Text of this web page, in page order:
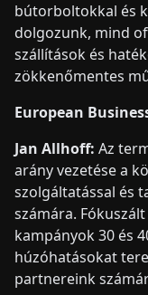
bútorboltokkal és
dolgozunk, mind
szállítások és
zökkenőmentes
European
Jan Allhoff: Az
arány vezetése a
szolgáltatással és
számára.
kampányok 30 és
húzóhatásokat
partnereink